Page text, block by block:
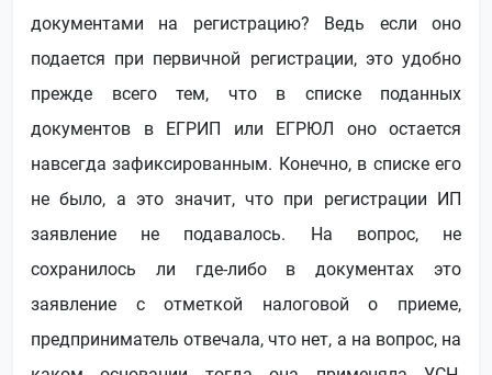
документами на регистрацию? Ведь если оно
подается при первичной регистрации, это удобно
прежде всего тем, что в списке поданных
документов в ЕГРИП или ЕГРЮЛ оно остается
навсегда зафиксированным. Конечно, в списке его
не было, а это значит, что при регистрации ИП
заявление не подавалось. На вопрос, не
сохранилось ли где-либо в документах это
заявление с отметкой налоговой о приеме,
предприниматель отвечала, что нет, а на вопрос, на